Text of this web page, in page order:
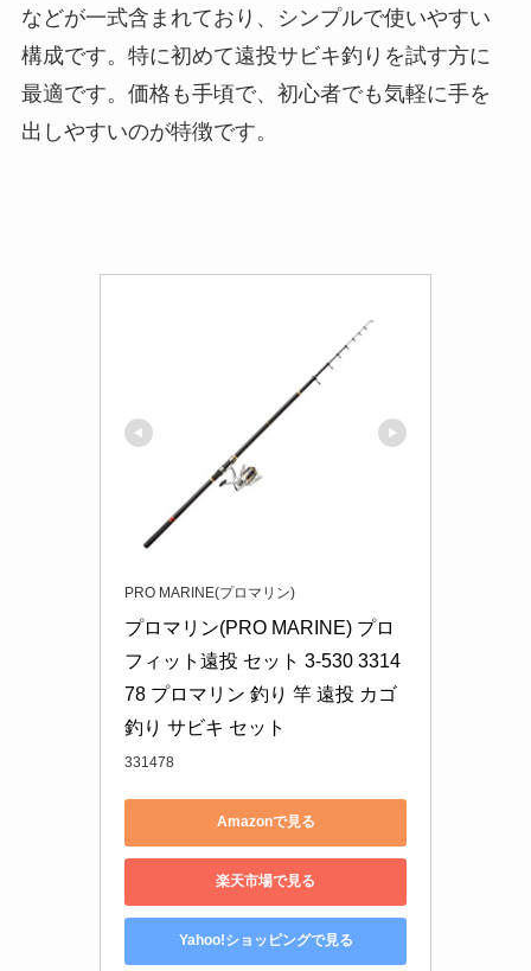
などが一式含まれており、シンプルで使いやすい
構成です。特に初めて遠投サビキ釣りを試す方に
最適です。価格も手頃で、初心者でも気軽に手を
出しやすいのが特徴です。
PRO MARINE(プロマリン)
プロマリン(PRO MARINE) プロ
フィット遠投 セット 3-530 3314
78 プロマリン 釣り 竿 遠投 カゴ
釣り サビキ セット
331478
Amazonで見る
楽天市場で見る
Yahoo!ショッピングで見る